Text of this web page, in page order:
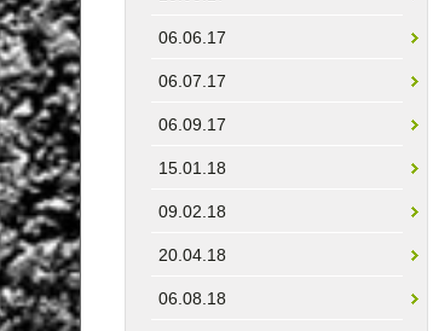
06.06.17
06.07.17
06.09.17
15.01.18
09.02.18
20.04.18
06.08.18